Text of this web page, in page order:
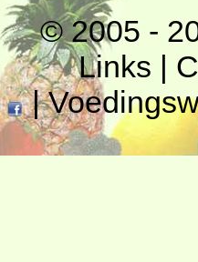
© 2005 -
Links |
|